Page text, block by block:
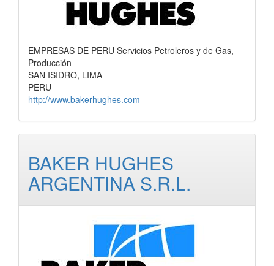
EMPRESAS DE PERU Servicios Petroleros y de Gas,
Producción
SAN ISIDRO, LIMA
PERU
http://www.bakerhughes.com
BAKER HUGHES
ARGENTINA S.R.L.